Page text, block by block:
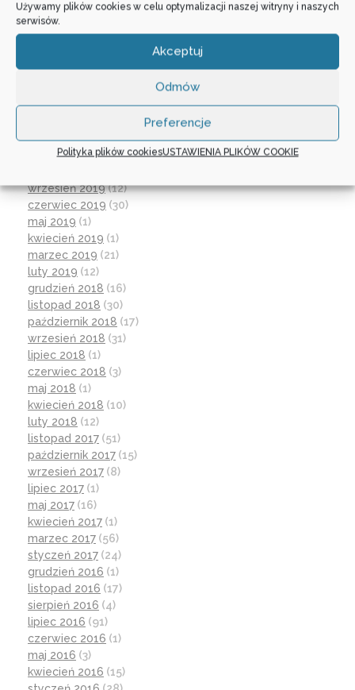
Używamy plików cookies w celu optymalizacji naszej witryny i naszych
serwisów.
Akceptuj
Odmów
Preferencje
Polityka plików cookiesUSTAWIENIA PLIKÓW COOKIE
lipiec 2021(2)
czerwiec 2021
wrzesień 2020(23)
maj 2020(1)
luty 2020(10)
grudzień 2019(18)
listopad 2019(21)
wrzesień 2019(12)
czerwiec 2019 (30)
maj 2019 (1)
kwiecień 2019 (1)
marzec 2019 (21)
luty 2019 (12)
grudzień 2018 (16)
listopad 2018 (30)
październik 2018 (17)
wrzesień 2018 (31)
lipiec 2018 (1)
czerwiec 2018 (3)
maj 2018 (1)
kwiecień 2018 (10)
luty 2018 (12)
listopad 2017 (51)
październik 2017 (15)
wrzesień 2017 (8)
lipiec 2017 (1)
maj 2017 (16)
kwiecień 2017 (1)
marzec 2017 (56)
styczeń 2017 (24)
grudzień 2016 (1)
listopad 2016 (17)
sierpień 2016 (4)
lipiec 2016 (91)
czerwiec 2016 (1)
maj 2016 (3)
kwiecień 2016 (15)